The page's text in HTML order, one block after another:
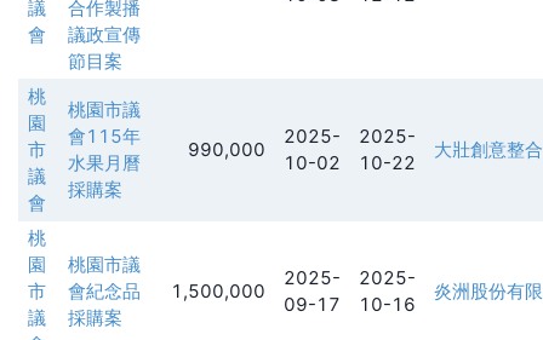
議
會
合作製播
議政宣傳
節目案
桃
園
市
議
會
桃園市議
會115年
水果月曆
採購案
990,000
2025-
10-02
2025-
10-22
大壯創意整
桃
園
市
議
桃園市議
會紀念品
採購案
1,500,000
2025-
09-17
2025-
10-16
炎洲股份有